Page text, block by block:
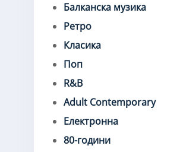
Балканска музика
Ретро
Класика
Поп
R&B
Adult Contemporary
Електронна
80-години